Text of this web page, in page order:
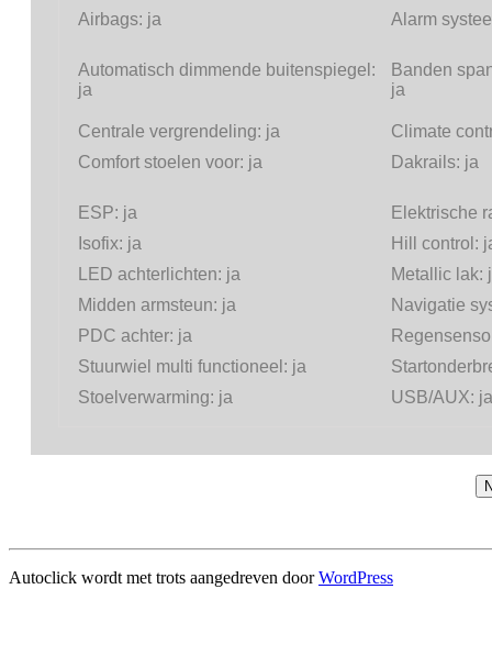
Airbags: ja Alarm
Automatisch dimmende buitenspiegel:
ja
Banden
ja
Centrale vergrendeling: ja
Climate
Comfort stoelen voor: ja Dakrails: ja
ESP: ja
Elektrische
Isofix: ja Hill control:
LED achterlichten: ja Metallic lak:
Midden armsteun: ja
Navigatie
PDC achter: ja
Stuurwiel multi functioneel: ja
Stoelverwarming: ja USB/AUX: ja
Autoclick wordt met trots aangedreven doorWordPress